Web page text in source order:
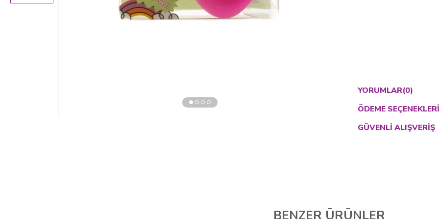
YORUMLAR(0)
ÖDEME SEÇENEKLERI
GÜVENLI ALIŞVERIŞ